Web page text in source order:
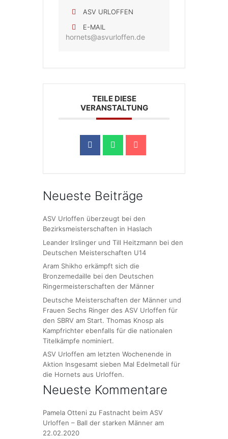
ASV URLOFFEN
E-MAIL
hornets@asvurloffen.de
TEILE DIESE
VERANSTALTUNG
Neueste Beiträge
ASV Urloffen überzeugt bei den
Bezirksmeisterschaften in Haslach
Leander Irslinger und Till Heitzmann bei den
Deutschen Meisterschaften U14
Aram Shikho erkämpft sich die
Bronzemedaille bei den Deutschen
Ringermeisterschaften der Männer
Deutsche Meisterschaften der Männer und
Frauen Sechs Ringer des ASV Urloffen für
den SBRV am Start. Thomas Knosp als
Kampfrichter ebenfalls für die nationalen
Titelkämpfe nominiert.
ASV Urloffen am letzten Wochenende in
Aktion Insgesamt sieben Mal Edelmetall für
die Hornets aus Urloffen.
Neueste Kommentare
Pamela Otteni zu Fastnacht beim ASV
Urloffen – Ball der starken Männer am
22.02.2020